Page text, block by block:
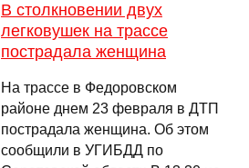
В столкновении двух
легковушек на трассе
пострадала женщина
На трассе в Федоровском
районе днем 23 февраля в ДТП
пострадала женщина. Об этом
сообщили в УГИБДД по